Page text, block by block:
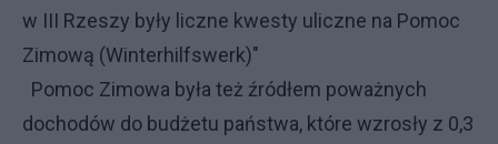
w III Rzeszy były liczne kwesty uliczne na Pomoc
Zimową (Winterhilfswerk)"
Pomoc Zimowa była też źródłem poważnych
dochodów do budżetu państwa, które wzrosły z 0,3